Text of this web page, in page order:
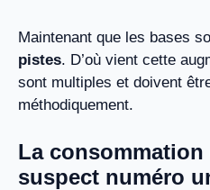
Maintenant que les bases
pistes. D’où vient cette
sont multiples et doivent
méthodiquement.
La consommation
suspect numéro